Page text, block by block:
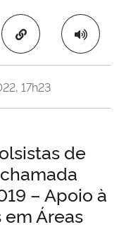
Copiar para área
17h23
de
– Apoio à
Áreas